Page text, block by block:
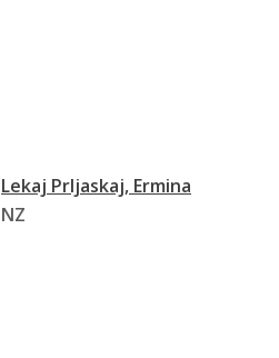
Lekaj Prljaskaj, Ermina
NZ